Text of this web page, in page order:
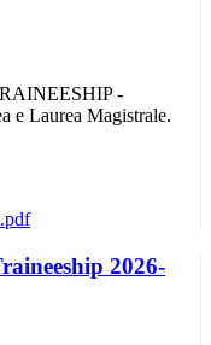
-
e Laurea Magistrale.
2026-